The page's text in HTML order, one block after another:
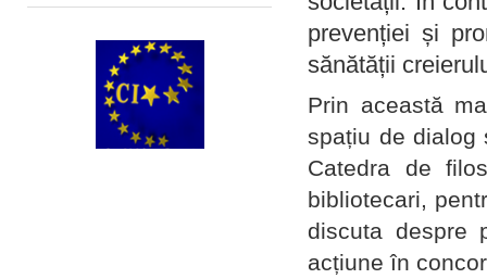
prevenției și
sănătății
Prin această
spațiu de dialog
Catedra de
bibliotecari,
discuta despre
acțiune în